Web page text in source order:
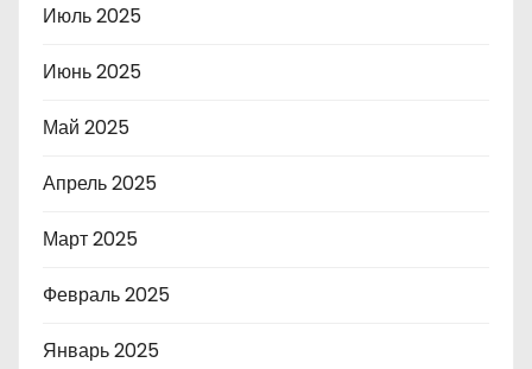
Июль 2025
Июнь 2025
Май 2025
Апрель 2025
Март 2025
Февраль 2025
Январь 2025